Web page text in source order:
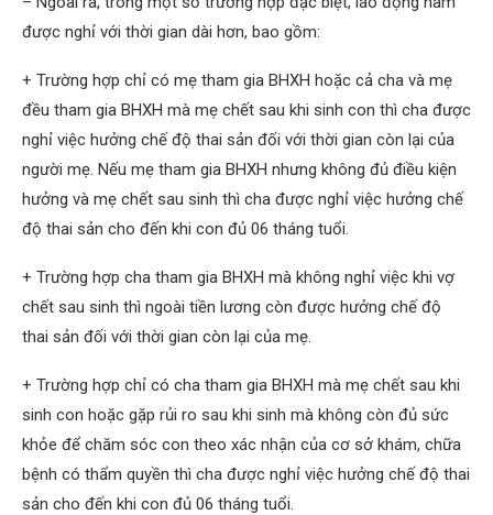
được nghỉ với thời gian dài hơn, bao gồm:
+ Trường hợp chỉ có mẹ tham gia BHXH hoặc cả cha và mẹ
đều tham gia BHXH mà mẹ chết sau khi sinh con thì cha được
nghỉ việc hưởng chế độ thai sản đối với thời gian còn lại của
người mẹ. Nếu mẹ tham gia BHXH nhưng không đủ điều kiện
hưởng và mẹ chết sau sinh thì cha được nghỉ việc hưởng chế
độ thai sản cho đến khi con đủ 06 tháng tuổi.
+ Trường hợp cha tham gia BHXH mà không nghỉ việc khi vợ
chết sau sinh thì ngoài tiền lương còn được hưởng chế độ
thai sản đối với thời gian còn lại của mẹ.
+ Trường hợp chỉ có cha tham gia BHXH mà mẹ chết sau khi
sinh con hoặc gặp rủi ro sau khi sinh mà không còn đủ sức
khỏe để chăm sóc con theo xác nhận của cơ sở khám, chữa
bệnh có thẩm quyền thì cha được nghỉ việc hưởng chế độ thai
sản cho đến khi con đủ 06 tháng tuổi.